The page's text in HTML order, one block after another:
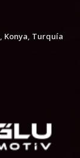
Konya, Turquía